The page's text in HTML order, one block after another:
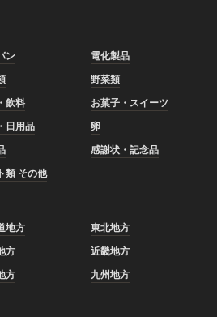
ン
電化製品
野菜類
飲料
お菓子・スイーツ
日用品
卵
感謝状・記念品
類 その他
地方
東北地方
方
近畿地方
方 九州地方